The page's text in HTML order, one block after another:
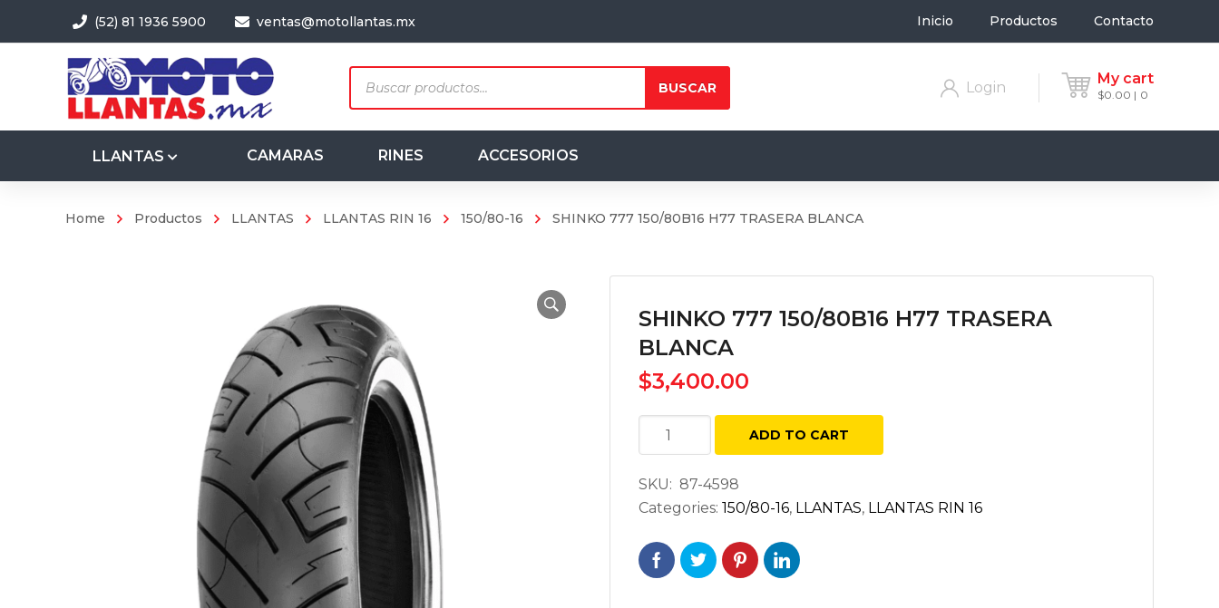
(52) 81 1936 5900 ventas@motollantas.mx Inicio Productos Contacto
search
BUSCAR
My cart
$0.00 0
Login
LLANTAS
3.50-8
CAMARAS RINES ACCESORIOS
Home Productos LLANTAS LLANTAS RIN 16 150/80-16 SHINKO 777 150/80B16 H77 TRASERA BLANCA
SHINKO 777 150/80B16 H77 TRASERA
BLANCA
$3,400.00
SHINKO
777
150/80B16
H77
BLANCA
quantity
ADD TO CART
SKU: 87-4598
Categories: 150/80-16, LLANTAS, LLANTAS RIN 16